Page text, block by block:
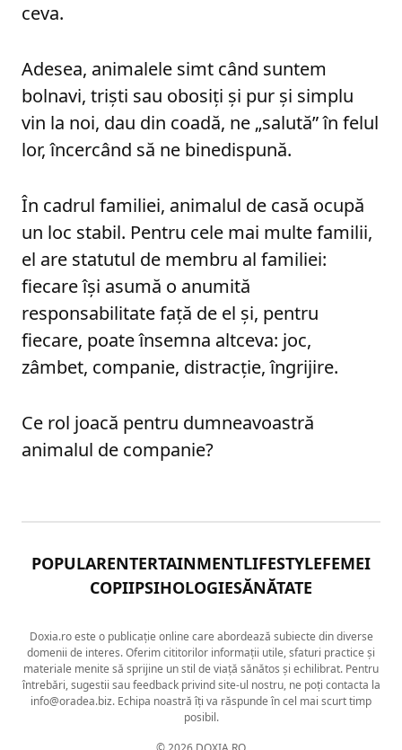
ceva.
Adesea, animalele simt când suntem
bolnavi, triști sau obosiți și pur și simplu
vin la noi, dau din coadă, ne „salută” în felul
lor, încercând să ne binedispună.
În cadrul familiei, animalul de casă ocupă
un loc stabil. Pentru cele mai multe familii,
el are statutul de membru al familiei:
fiecare își asumă o anumită
responsabilitate față de el și, pentru
fiecare, poate însemna altceva: joc,
zâmbet, companie, distracție, îngrijire.
Ce rol joacă pentru dumneavoastră
animalul de companie?
POPULARENTERTAINMENTLIFESTYLEFEMEI
COPIIPSIHOLOGIESĂNĂTATE
Doxia.ro este o publicație online care abordează subiecte din diverse
domenii de interes. Oferim cititorilor informații utile, sfaturi practice și
materiale menite să sprijine un stil de viață sănătos și echilibrat. Pentru
întrebări, sugestii sau feedback privind site-ul nostru, ne poți contacta la
info@oradea.biz. Echipa noastră îți va răspunde în cel mai scurt timp
posibil.